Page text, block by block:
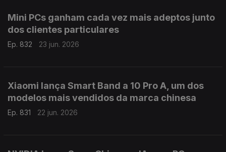
Mini PCs ganham cada vez mais adeptos junto
dos clientes particulares
Ep. 832 23 jun. 2026
Xiaomi lança Smart Band a 10 Pro A, um dos
modelos mais vendidos da marca chinesa
Ep. 831 22 jun. 2026